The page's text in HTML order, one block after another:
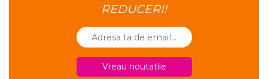
REDUCERI!
Vreau noutatile